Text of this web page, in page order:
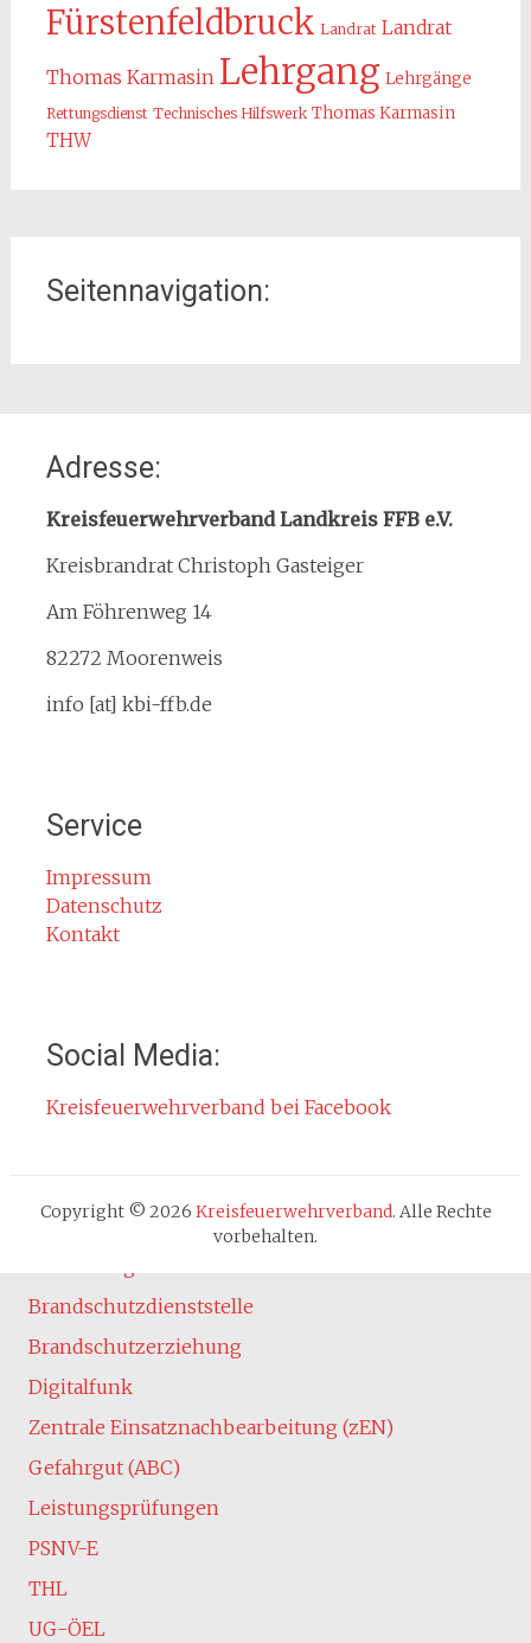
Fürstenfeldbruck Landrat Landrat
Thomas Karmasin Lehrgang Lehrgänge
Rettungsdienst Technisches Hilfswerk Thomas Karmasin
THW
Seitennavigation:
Organisation
Kreisfeuerwehrverband
Kreisbrandinspektion
Service
Rauchmelder
Rettungsgasse
Gefahr durch Kohlenmonoxid
Cookie-Hinweis
Atemschutz
Brandschutzdienststelle
Brandschutzerziehung
Digitalfunk
Zentrale Einsatznachbearbeitung (zEN)
Gefahrgut (ABC)
Leistungsprüfungen
PSNV-E
THL
UG-ÖEL
Adresse:
Kreisfeuerwehrverband Landkreis FFB e.V.
Kreisbrandrat Christoph Gasteiger
Am Föhrenweg 14
82272 Moorenweis
info [at] kbi-ffb.de
Service
Impressum
Datenschutz
Kontakt
Social Media:
Kreisfeuerwehrverband bei Facebook
Copyright © 2026 Kreisfeuerwehrverband. Alle Rechte
vorbehalten.